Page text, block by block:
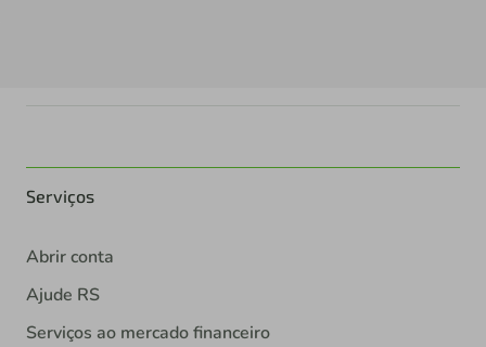
Serviços
Abrir conta
Ajude RS
Serviços ao mercado financeiro